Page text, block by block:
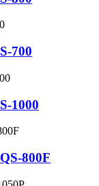
700
1000
800F